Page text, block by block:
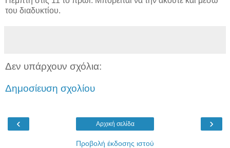
του διαδυκτίου.
Δεν υπάρχουν σχόλια:
Δημοσίευση σχολίου
‹ ›
Αρχική σελίδα
Προβολή έκδοσης ιστού